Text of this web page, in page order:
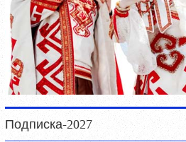
Подписка-2027